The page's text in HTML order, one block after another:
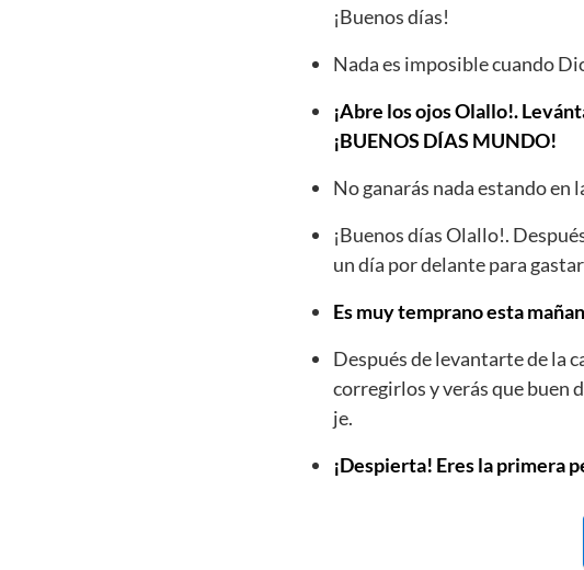
¡Buenos días!
Nada es imposible cuando
¡Abre los ojos Olallo!.
¡BUENOS DÍAS MUNDO!
No ganarás nada estando en
¡Buenos días Olallo!.
un día por delante para
Es muy temprano esta
Después de levantarte de la
corregirlos y verás que buen
je.
¡Despierta! Eres la primera